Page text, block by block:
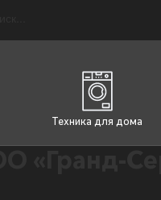
Техника для дома